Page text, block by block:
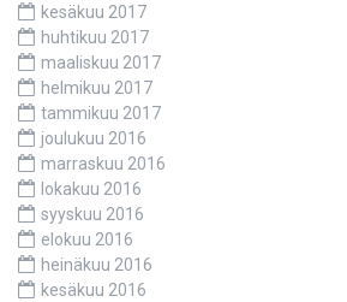
kesäkuu 2017
huhtikuu 2017
maaliskuu 2017
helmikuu 2017
tammikuu 2017
joulukuu 2016
marraskuu 2016
lokakuu 2016
syyskuu 2016
elokuu 2016
heinäkuu 2016
kesäkuu 2016